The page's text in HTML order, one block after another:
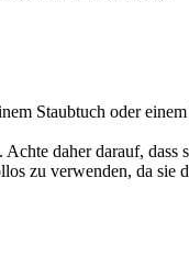
Staubtuch oder
daher darauf,
zu verwenden, da sie